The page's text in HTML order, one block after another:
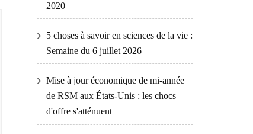
2020
5 choses à savoir en sciences de la vie :
Semaine du 6 juillet 2026
Mise à jour économique de mi-année
de RSM aux États-Unis : les chocs
d'offre s'atténuent